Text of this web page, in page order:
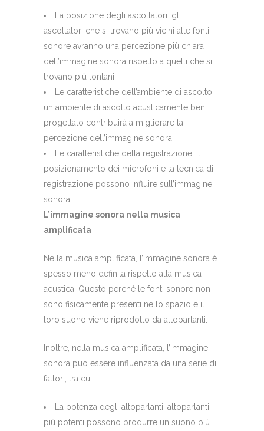
La posizione degli ascoltatori: gli
ascoltatori che si trovano più vicini alle fonti
sonore avranno una percezione più chiara
dell’immagine sonora rispetto a quelli che si
trovano più lontani.
Le caratteristiche dell’ambiente di ascolto:
un ambiente di ascolto acusticamente ben
progettato contribuirà a migliorare la
percezione dell’immagine sonora.
Le caratteristiche della registrazione: il
posizionamento dei microfoni e la tecnica di
registrazione possono influire sull’immagine
sonora.
L’immagine sonora nella musica
amplificata
Nella musica amplificata, l’immagine sonora è
spesso meno definita rispetto alla musica
acustica. Questo perché le fonti sonore non
sono fisicamente presenti nello spazio e il
loro suono viene riprodotto da altoparlanti.
Inoltre, nella musica amplificata, l’immagine
sonora può essere influenzata da una serie di
fattori, tra cui:
La potenza degli altoparlanti: altoparlanti
più potenti possono produrre un suono più